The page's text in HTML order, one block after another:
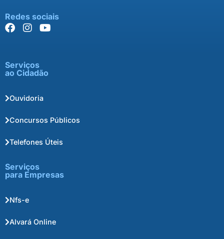
Redes sociais
Serviços
ao Cidadão
Ouvidoria
Concursos Públicos
Telefones Úteis
Serviços
para Empresas
Nfs-e
Alvará Online